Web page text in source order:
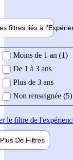
filtres liés à l'
demandée
Moins de 1 an (1)
De 1 à 3 ans
Plus de 3 ans
Non renseignée (5)
le filtre de
Plus De Filtres